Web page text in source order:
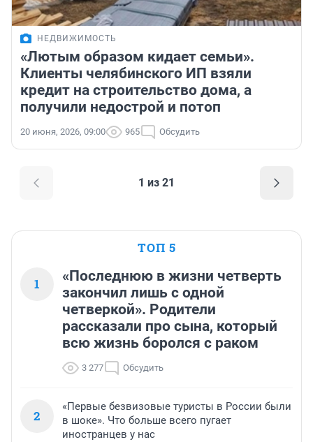
НЕДВИЖИМОСТЬ
«Лютым образом кидает семьи».
Клиенты челябинского ИП взяли
кредит на строительство дома, а
получили недострой и потоп
20 июня, 2026, 09:00 965 Обсудить
1 из 21
ТОП 5
1
«Последнюю в жизни четверть
закончил лишь с одной
четверкой». Родители
рассказали про сына, который
всю жизнь боролся с раком
3 277 Обсудить
2
«Первые безвизовые туристы в России были
в шоке». Что больше всего пугает
иностранцев у нас